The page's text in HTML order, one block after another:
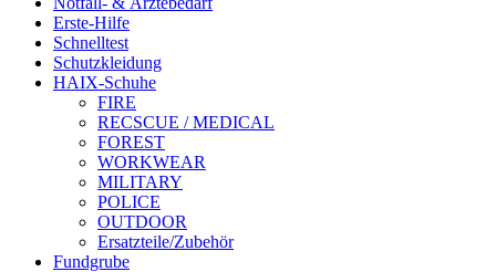
Erste-Hilfe
Schnelltest
Schutzkleidung
HAIX-Schuhe
FIRE
RECSCUE / MEDICAL
FOREST
WORKWEAR
MILITARY
POLICE
OUTDOOR
Ersatzteile/Zubehör
Fundgrube